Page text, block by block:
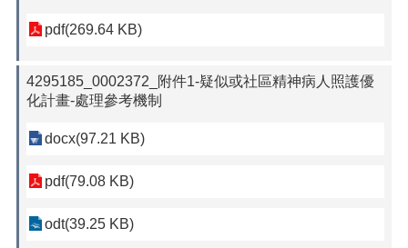
pdf(269.64 KB)
4295185_0002372_附件1-疑似或社區精神病人照護優
化計畫-處理參考機制
docx(97.21 KB)
pdf(79.08 KB)
odt(39.25 KB)